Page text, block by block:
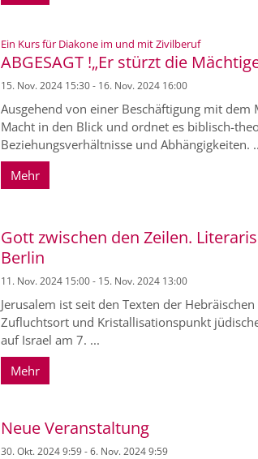
Ein Kurs für Diakone im und mit Zivilberuf:
ABGESAGT !„Er stürzt die
15. Nov. 2024 15:30 - 16. Nov. 2024 16:00
Ausgehend von einer Beschäftigung mit
Macht in den Blick und ordnet es biblisch-
Beziehungsverhältnisse und Abhängigkeiten.
Mehr
Gott zwischen den Zeilen.
Berlin
11. Nov. 2024 15:00 - 15. Nov. 2024 13:00
Jerusalem ist seit den Texten der
Zufluchtsort und Kristallisationspunkt
auf Israel am 7. ...
Mehr
Neue Veranstaltung
30. Okt. 2024 9:59 - 6. Nov. 2024 9:59